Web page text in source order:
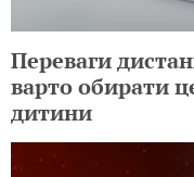
Переваги
варто обирати
дитини